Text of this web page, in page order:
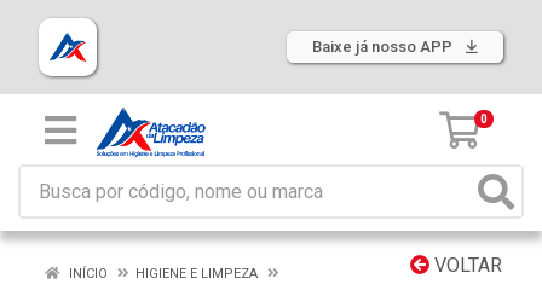
Baixe já nosso APP
0
VOLTAR
INÍCIO
HIGIENE E LIMPEZA